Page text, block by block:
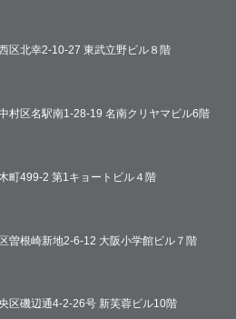
区北幸2-10-27 東武立野ビル８階
村区名駅南1-28-19 名南クリヤマビル6階
町499-2 第1キョートビル４階
曽根崎新地2-6-12 大阪小学館ビル７階
区磯辺通4-2-26号 新芙蓉ビル10階